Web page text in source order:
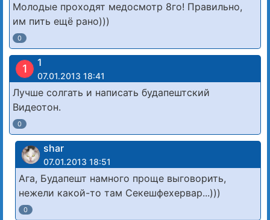
Молодые проходят медосмотр 8го! Правильно,
им пить ещё рано)))
0
1 1
07.01.2013 18:41
Лучше солгать и написать будапештский
Видеотон.
0
shar
07.01.2013 18:51
Ага, Будапешт намного проще выговорить,
нежели какой-то там Секешфехервар...)))
0